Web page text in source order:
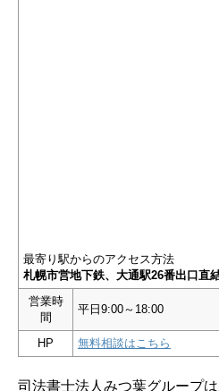
最寄り駅からのアクセス方法
札幌市営地下鉄、大通駅26番出口直
営業時
間
平日9:00～18:00
HP 無料相談はこちら
司法書士法人みつ葉グループ